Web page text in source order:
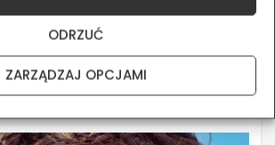
ODRZUĆ
ZARZĄDZAJ OPCJAMI